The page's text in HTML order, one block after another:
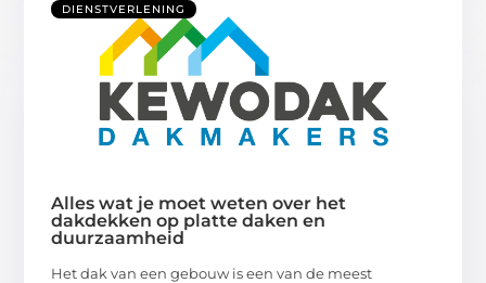
DIENSTVERLENING
Alles wat je moet weten over het
dakdekken op platte daken en
duurzaamheid
Het dak van een gebouw is een van de meest